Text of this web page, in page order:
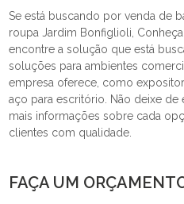
Se está buscando por venda de
roupa Jardim Bonfiglioli,
encontre a solução que está
soluções para ambientes
empresa oferece, como
aço para escritório. Não deixe
mais informações sobre cada
clientes com qualidade.
FAÇA UM